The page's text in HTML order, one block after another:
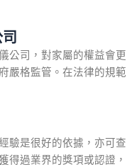
公司，對家屬的權益會更
嚴格監管。在法律的規範
驗是很好的依據，亦可查
得過業界的獎項或認證，